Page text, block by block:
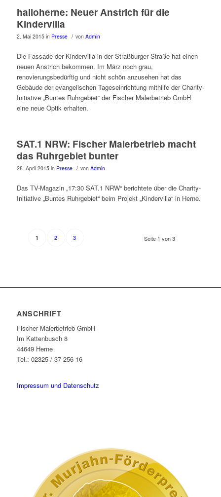
halloherne: Neuer Anstrich für die
Kindervilla
2. Mai 2015 in Presse / von Admin
Die Fassade der Kindervilla in der Straßburger Straße hat einen
neuen Anstrich bekommen. Im März noch grau,
renovierungsbedürftig und nicht schön anzusehen hat das
Gebäude der evangelischen Tageseinrichtung mithilfe der Charity-
Initiative „Buntes Ruhrgebiet“ der Fischer Malerbetrieb GmbH
eine neue Optik erhalten.
SAT.1 NRW: Fischer Malerbetrieb macht
das Ruhrgebiet bunter
28. April 2015 in Presse / von Admin
Das TV-Magazin „17:30 SAT.1 NRW“ berichtete über die Charity-
Initiative „Buntes Ruhrgebiet“ beim Projekt „Kindervilla“ in Herne.
Seite 1 von 3
1 2 3
ANSCHRIFT
Fischer Malerbetrieb GmbH
Im Kattenbusch 8
44649 Herne
Tel.: 02325 / 37 256 16
Impressum und Datenschutz